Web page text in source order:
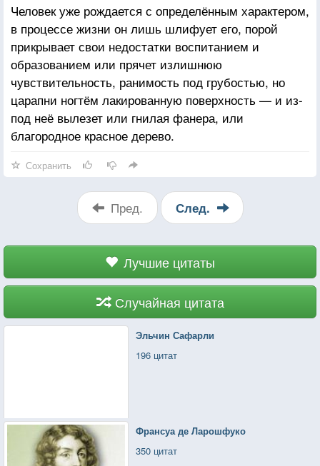
Человек уже рождается с определённым характером,
в процессе жизни он лишь шлифует его, порой
прикрывает свои недостатки воспитанием и
образованием или прячет излишнюю
чувствительность, ранимость под грубостью, но
царапни ногтём лакированную поверхность — и из-
под неё вылезет или гнилая фанера, или
благородное красное дерево.
Сохранить
Пред. След.
Лучшие цитаты
Случайная цитата
Эльчин Сафарли
196 цитат
Франсуа де Ларошфуко
350 цитат